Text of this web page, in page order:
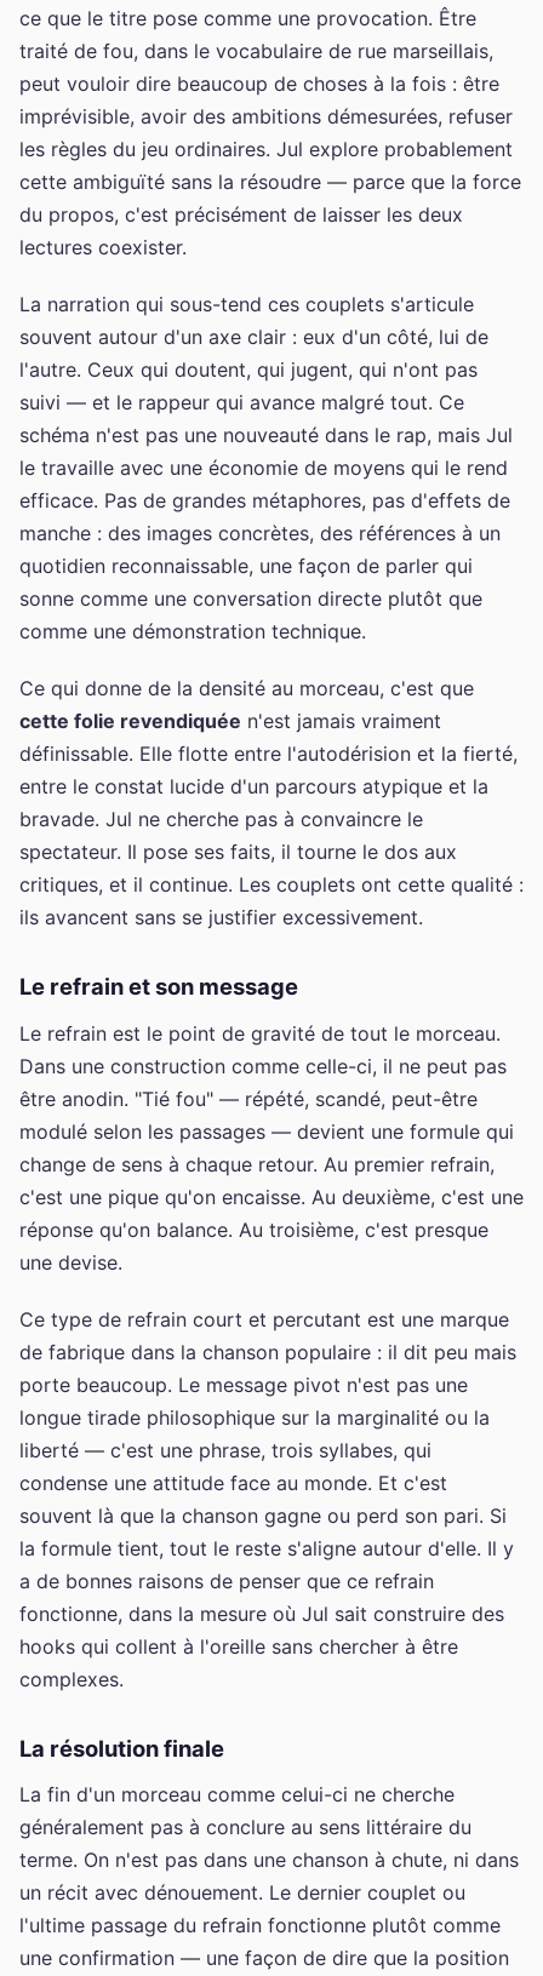
ce que le titre pose comme une provocation. Être
traité de fou, dans le vocabulaire de rue marseillais,
peut vouloir dire beaucoup de choses à la fois : être
imprévisible, avoir des ambitions démesurées, refuser
les règles du jeu ordinaires. Jul explore probablement
cette ambiguïté sans la résoudre — parce que la force
du propos, c'est précisément de laisser les deux
lectures coexister.
La narration qui sous-tend ces couplets s'articule
souvent autour d'un axe clair : eux d'un côté, lui de
l'autre. Ceux qui doutent, qui jugent, qui n'ont pas
suivi — et le rappeur qui avance malgré tout. Ce
schéma n'est pas une nouveauté dans le rap, mais Jul
le travaille avec une économie de moyens qui le rend
efficace. Pas de grandes métaphores, pas d'effets de
manche : des images concrètes, des références à un
quotidien reconnaissable, une façon de parler qui
sonne comme une conversation directe plutôt que
comme une démonstration technique.
Ce qui donne de la densité au morceau, c'est que
cette folie revendiquée n'est jamais vraiment
définissable. Elle flotte entre l'autodérision et la fierté,
entre le constat lucide d'un parcours atypique et la
bravade. Jul ne cherche pas à convaincre le
spectateur. Il pose ses faits, il tourne le dos aux
critiques, et il continue. Les couplets ont cette qualité :
ils avancent sans se justifier excessivement.
Le refrain et son message
Le refrain est le point de gravité de tout le morceau.
Dans une construction comme celle-ci, il ne peut pas
être anodin. "Tié fou" — répété, scandé, peut-être
modulé selon les passages — devient une formule qui
change de sens à chaque retour. Au premier refrain,
c'est une pique qu'on encaisse. Au deuxième, c'est une
réponse qu'on balance. Au troisième, c'est presque
une devise.
Ce type de refrain court et percutant est une marque
de fabrique dans la chanson populaire : il dit peu mais
porte beaucoup. Le message pivot n'est pas une
longue tirade philosophique sur la marginalité ou la
liberté — c'est une phrase, trois syllabes, qui
condense une attitude face au monde. Et c'est
souvent là que la chanson gagne ou perd son pari. Si
la formule tient, tout le reste s'aligne autour d'elle. Il y
a de bonnes raisons de penser que ce refrain
fonctionne, dans la mesure où Jul sait construire des
hooks qui collent à l'oreille sans chercher à être
complexes.
La résolution finale
La fin d'un morceau comme celui-ci ne cherche
généralement pas à conclure au sens littéraire du
terme. On n'est pas dans une chanson à chute, ni dans
un récit avec dénouement. Le dernier couplet ou
l'ultime passage du refrain fonctionne plutôt comme
une confirmation — une façon de dire que la position